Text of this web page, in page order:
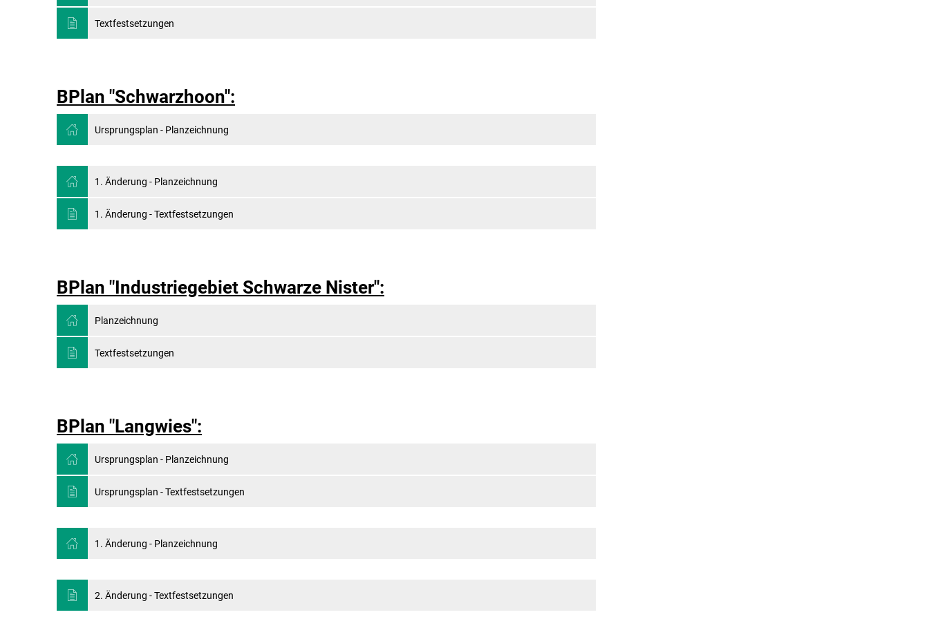
Textfestsetzungen
BPlan "Schwarzhoon":
Ursprungsplan - Planzeichnung
1. Änderung - Planzeichnung
1. Änderung - Textfestsetzungen
BPlan "Industriegebiet Schwarze Nister":
Planzeichnung
Textfestsetzungen
BPlan "Langwies":
Ursprungsplan - Planzeichnung
Ursprungsplan - Textfestsetzungen
1. Änderung - Planzeichnung
2. Änderung - Textfestsetzungen